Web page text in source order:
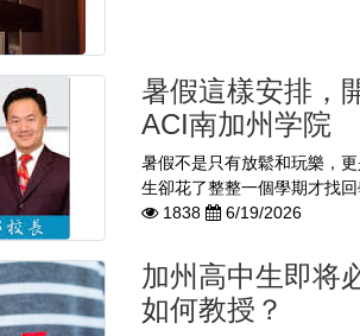
暑假這樣安排，
ACI南加州学院
暑假不是只有放鬆和玩樂，
生卻花了整整一個學期才找
1838
6/19/2026
加州高中生即将
如何教授？